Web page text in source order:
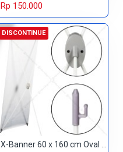
Rp 150.000
DISCONTINUE